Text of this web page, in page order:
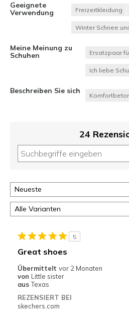
Geeignete
Verwendung
Freizeitkleidung
Winter Schnee
Meine Meinung zu
Schuhen
Ersatzpaar
Ich liebe
Beschreiben Sie sich
24
5
Great shoes
Übermittelt vor 2 Monaten
von Little sister
aus Texas
REZENSIERT BEI
skechers.com